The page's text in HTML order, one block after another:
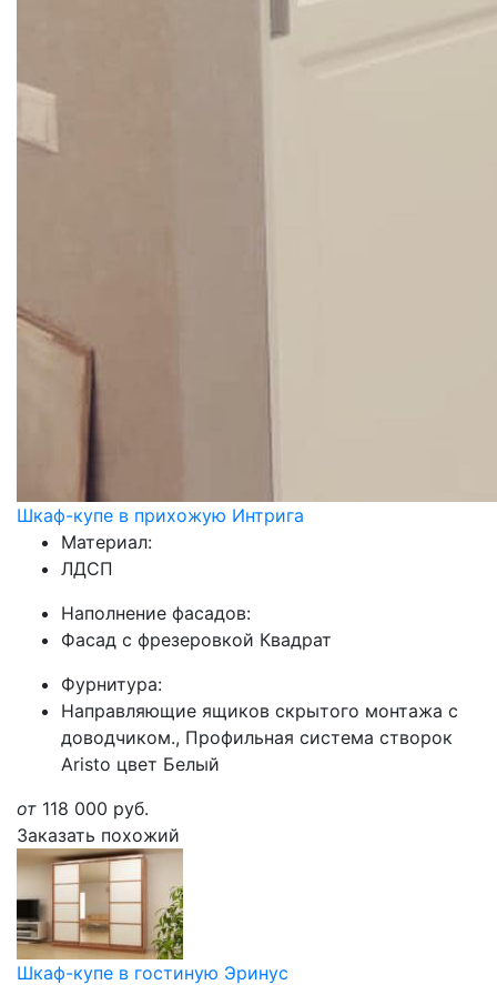
Шкаф-купе в прихожую Интрига
Материал:
ЛДСП
Наполнение фасадов:
Фасад с фрезеровкой Квадрат
Фурнитура:
Направляющие ящиков скрытого монтажа с
доводчиком., Профильная система створок
Aristo цвет Белый
от 118 000 руб.
Заказать похожий
Шкаф-купе в гостиную Эринус